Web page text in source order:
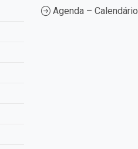
Agenda – Calendário